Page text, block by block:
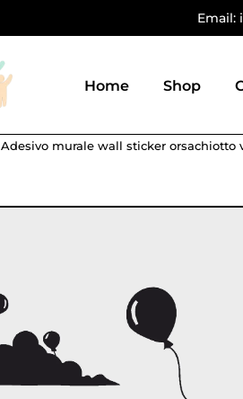
Email:
Home Shop
Adesivo murale wall sticker orsachiotto